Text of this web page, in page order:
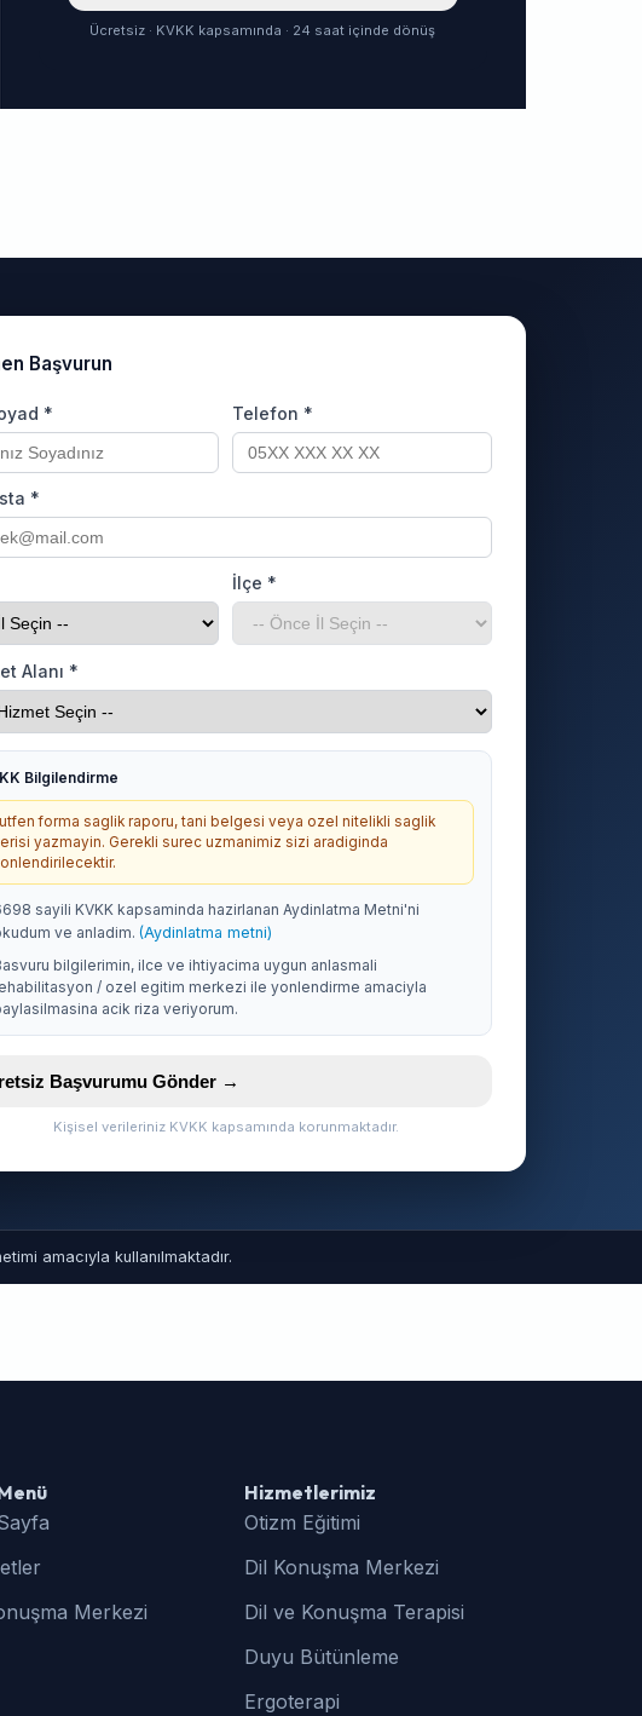
Ücretsiz · KVKK kapsamında · 24 saat içinde dönüş
Başvurun
* Telefon *
*
İlçe *
Alanı *
Bilgilendirme
forma saglik raporu, tani belgesi veya ozel nitelikli saglik
yazmayin. Gerekli surec uzmanimiz sizi aradiginda
sayili KVKK kapsaminda hazirlanan Aydinlatma Metni'ni
ve anladim. (Aydinlatma metni)
bilgilerimin, ilce ve ihtiyacima uygun anlasmali
/ ozel egitim merkezi ile yonlendirme amaciyla
acik riza veriyorum.
Başvurumu Gönder →
Kişisel verileriniz KVKK kapsamında korunmaktadır.
amacıyla kullanılmaktadır.
Merkezi
Hizmetlerimiz
Otizm Eğitimi
Dil Konuşma Merkezi
Dil ve Konuşma Terapisi
Duyu Bütünleme
Ergoterapi